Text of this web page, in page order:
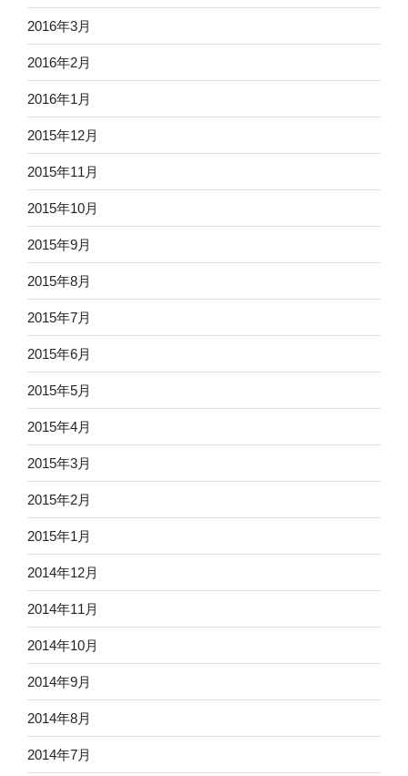
2016年3月
2016年2月
2016年1月
2015年12月
2015年11月
2015年10月
2015年9月
2015年8月
2015年7月
2015年6月
2015年5月
2015年4月
2015年3月
2015年2月
2015年1月
2014年12月
2014年11月
2014年10月
2014年9月
2014年8月
2014年7月